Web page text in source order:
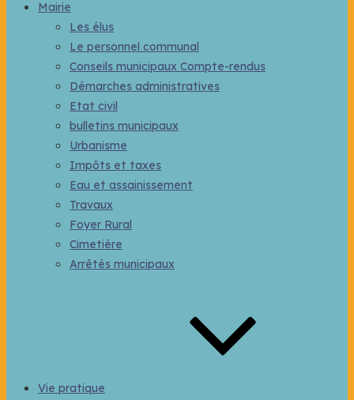
Mairie
Les élus
Le personnel communal
Conseils municipaux Compte-rendus
Démarches administratives
Etat civil
bulletins municipaux
Urbanisme
Impôts et taxes
Eau et assainissement
Travaux
Foyer Rural
Cimetière
Arrêtés municipaux
Vie pratique